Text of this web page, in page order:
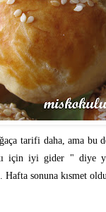
tarifi daha, ama bu
için iyi gider " diye
Hafta sonuna kısmet